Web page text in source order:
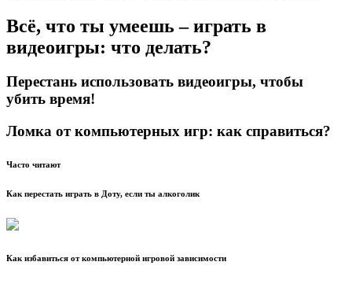
Всё, что ты умеешь – играть в
видеоигры: что делать?
Перестань использовать видеоигры, чтобы
убить время!
Ломка от компьютерных игр: как справиться?
Часто читают
Как перестать играть в Доту, если ты алкоголик
Как избавиться от компьютерной игровой зависимости